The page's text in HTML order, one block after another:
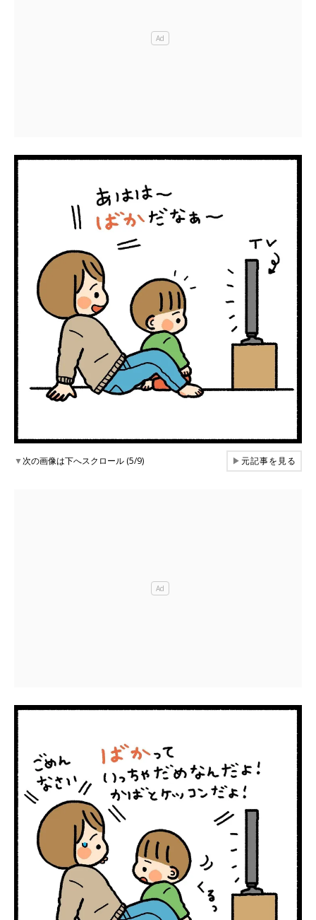
▼次の画像は下へスクロール (5/9) ▶元記事を見る